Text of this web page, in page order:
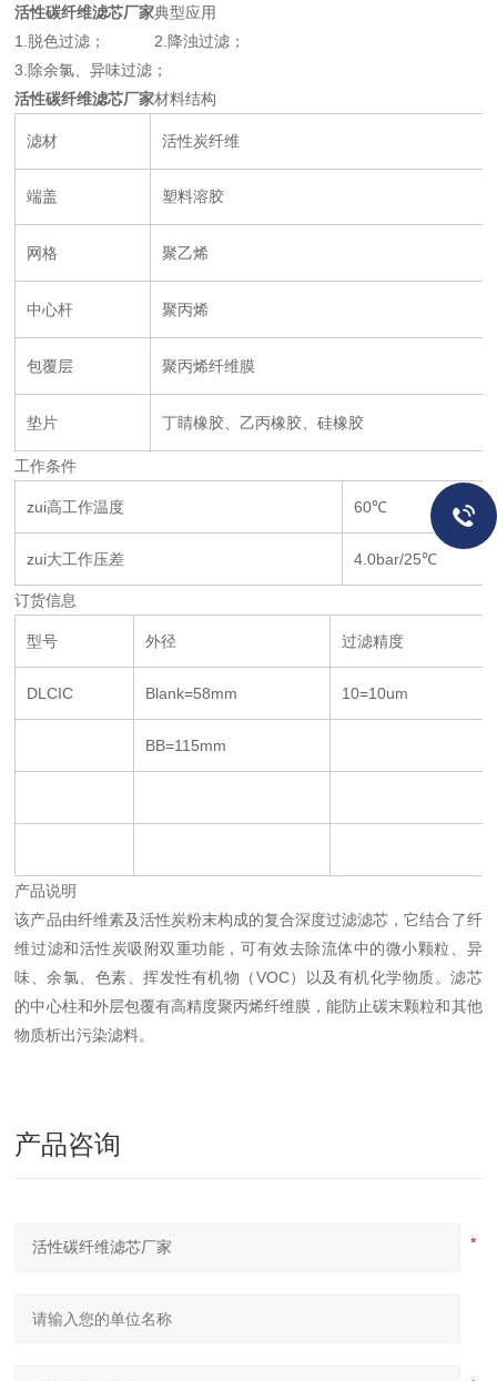
活性碳纤维滤芯厂家典型应用
1.脱色过滤； 2.降浊过滤；
3.除余氯、异味过滤；
活性碳纤维滤芯厂家材料结构
滤材 活性炭纤维
端盖 塑料溶胶
网格 聚乙烯
中心杆 聚丙烯
包覆层 聚丙烯纤维膜
垫片 丁睛橡胶、乙丙橡胶、硅橡胶
工作条件
zui高工作温度 60℃
zui大工作压差 4.0bar/25℃
订货信息
型号 外径 过滤精度
DLCIC Blank=58mm 10=10um
BB=115mm
产品说明
该产品由纤维素及活性炭粉末构成的复合深度过滤滤芯，它结合了纤
维过滤和活性炭吸附双重功能，可有效去除流体中的微小颗粒、异
味、余氯、色素、挥发性有机物（VOC）以及有机化学物质。滤芯
的中心柱和外层包覆有高精度聚丙烯纤维膜，能防止碳末颗粒和其他
物质析出污染滤料。
产品咨询